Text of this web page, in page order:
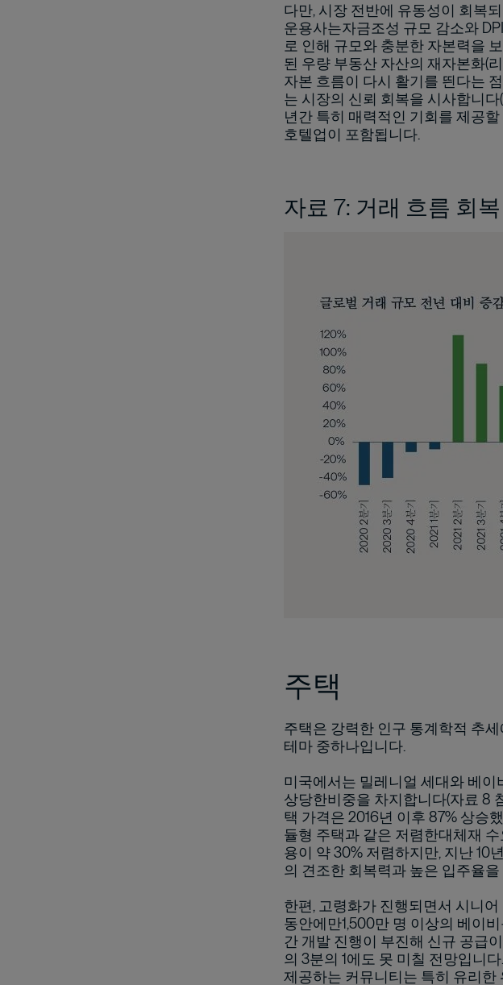
다만, 시장 전반에 유동성이 회복
운용사는자금조성 규모 감소와
로 인해 규모와 충분한 자본력을
된 우량 부동산 자산의 재자본화(
자본 흐름이 다시 활기를 띈다는
는 시장의 신뢰 회복을 시사합니
년간 특히 매력적인 기회를 제공
호텔업이 포함됩니다.
자료 7: 거래 흐름 회복
주택
주택은 강력한 인구 통계학적 추
테마 중하나입니다.
미국에서는 밀레니얼 세대와 베
상당한비중을 차지합니다(자료 8
택 가격은 2016년 이후 87% 상승
듈형 주택과 같은 저렴한대체재
용이 약 30% 저렴하지만, 지난 10
의 견조한 회복력과 높은 입주율
한편, 고령화가 진행되면서 시니
동안에만1,500만 명 이상의 베이
간 개발 진행이 부진해 신규 공급
의 3분의 1에도 못 미칠 전망입니
제공하는 커뮤니티는 특히 유리한